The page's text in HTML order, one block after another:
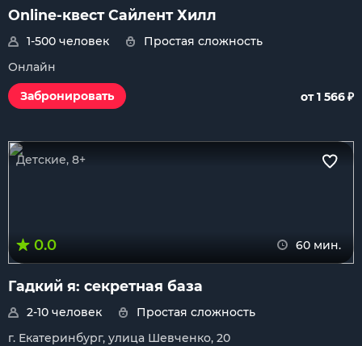
Online-квест Сайлент Хилл
1-500 человек
Простая сложность
Онлайн
Забронировать
от 1 566₽
Детские, 8+
0.0 60 мин.
Гадкий я: секретная база
2-10 человек
Простая сложность
г. Екатеринбург, улица Шевченко, 20